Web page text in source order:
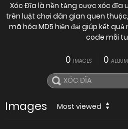
Xóc Đĩa là nền tảng cược xóc đĩa
trên luật chơi dân gian quen
mã hóa MD5 hiện đại giúp kết
code mỗi
0 IMAGES 0
Images Most viewed